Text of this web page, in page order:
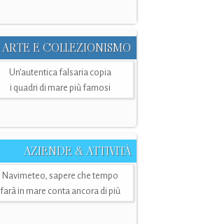
ARTE E COLLEZIONISMO
Un’autentica falsaria copia
i quadri di mare più famosi
AZIENDE & ATTIVITÀ
Navimeteo, sapere che tempo
farà in mare conta ancora di più